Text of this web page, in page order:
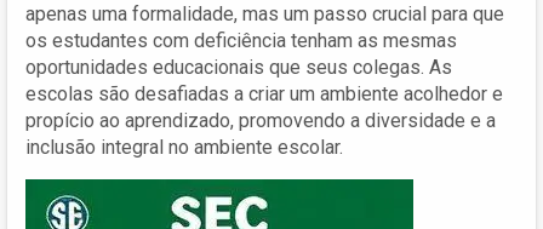
apenas uma formalidade, mas um passo crucial para que
os estudantes com deficiência tenham as mesmas
oportunidades educacionais que seus colegas. As
escolas são desafiadas a criar um ambiente acolhedor e
propício ao aprendizado, promovendo a diversidade e a
inclusão integral no ambiente escolar.